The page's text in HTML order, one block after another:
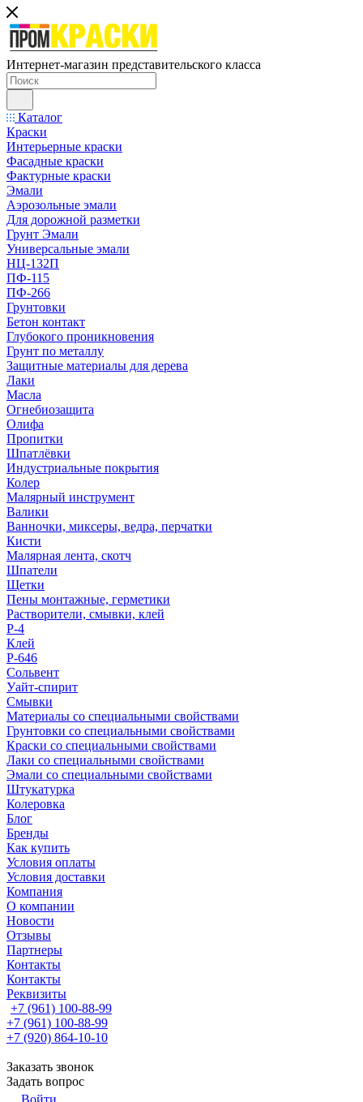
Интернет-магазин представительского класса
Каталог
Краски
Интерьерные краски
Фасадные краски
Фактурные краски
Эмали
Аэрозольные эмали
Для дорожной разметки
Грунт Эмали
Универсальные эмали
НЦ-132П
ПФ-115
ПФ-266
Грунтовки
Бетон контакт
Глубокого проникновения
Грунт по металлу
Защитные материалы для дерева
Лаки
Масла
Огнебиозащита
Олифа
Пропитки
Шпатлёвки
Индустриальные покрытия
Колер
Малярный инструмент
Валики
Ванночки, миксеры, ведра, перчатки
Кисти
Малярная лента, скотч
Шпатели
Щетки
Пены монтажные, герметики
Растворители, смывки, клей
Р-4
Клей
Р-646
Сольвент
Уайт-спирит
Смывки
Материалы со специальными свойствами
Грунтовки со специальными свойствами
Краски со специальными свойствами
Лаки со специальными свойствами
Эмали со специальными свойствами
Штукатурка
Колеровка
Блог
Бренды
Как купить
Условия оплаты
Условия доставки
Компания
О компании
Новости
Отзывы
Партнеры
Контакты
Контакты
Реквизиты
+7 (961) 100-88-99
+7 (961) 100-88-99
+7 (920) 864-10-10
Заказать звонок
Задать вопрос
Войти